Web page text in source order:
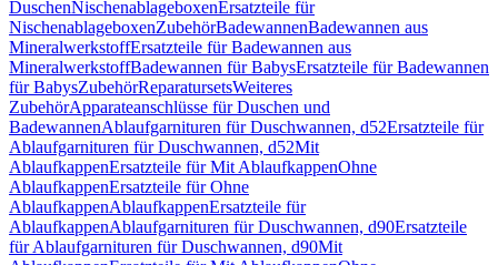
DuschenNischenablageboxenErsatzteile für
NischenablageboxenZubehörBadewannenBadewannen aus
MineralwerkstoffErsatzteile für Badewannen aus
MineralwerkstoffBadewannen für BabysErsatzteile für Badewannen
für BabysZubehörReparatursetsWeiteres
ZubehörApparateanschlüsse für Duschen und
BadewannenAblaufgarnituren für Duschwannen, d52Ersatzteile für
Ablaufgarnituren für Duschwannen, d52Mit
AblaufkappenErsatzteile für Mit AblaufkappenOhne
AblaufkappenErsatzteile für Ohne
AblaufkappenAblaufkappenErsatzteile für
AblaufkappenAblaufgarnituren für Duschwannen, d90Ersatzteile
für Ablaufgarnituren für Duschwannen, d90Mit